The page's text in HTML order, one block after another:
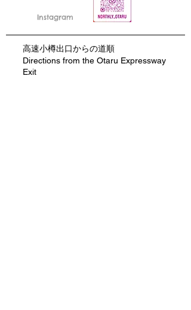
Instagram
​高速小樽出口からの道順
Directions from the Otaru Expressway
Exit